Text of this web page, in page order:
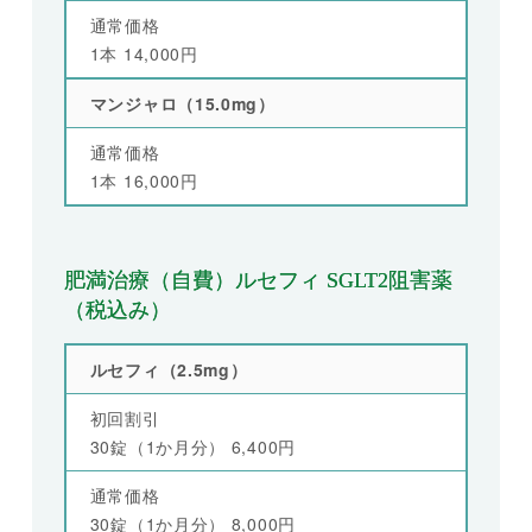
通常価格
1本 14,000円
マンジャロ（15.0mg）
通常価格
1本 16,000円
肥満治療（自費）ルセフィ SGLT2阻害薬
（税込み）
ルセフィ（2.5mg）
初回割引
30錠（1か月分） 6,400円
通常価格
30錠（1か月分） 8,000円